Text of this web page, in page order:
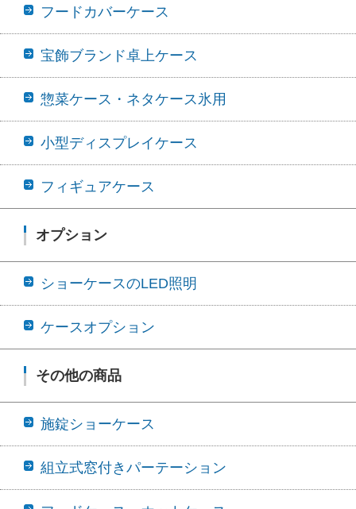
フードカバーケース
宝飾ブランド卓上ケース
惣菜ケース・ネタケース氷用
小型ディスプレイケース
フィギュアケース
オプション
ショーケースのLED照明
ケースオプション
その他の商品
施錠ショーケース
組立式窓付きパーテーション